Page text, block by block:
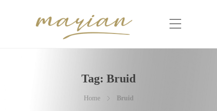
Tag: Bruid
Home Bruid